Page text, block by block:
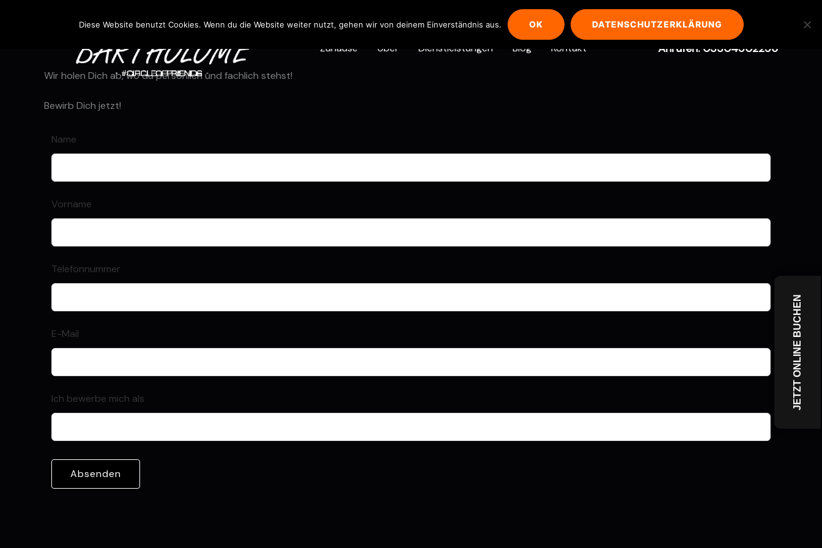
Zuhause
Über Dienstleistungen Blog Kontakt Anrufen: 03304502256
Wir holen Dich ab, wo du persönlich und fachlich stehst!
Bewirb Dich jetzt!
Lass
Feld
Name
Vorname
Telefonnummer
E-Mail
Ich bewerbe mich als
Absenden
JETZT ONLINE BUCHEN
Diese Website benutzt Cookies. Wenn du die Website weiter nutzt, gehen wir von deinem Einverständnis aus. OK DATENSCHUTZERKLÄRUNG